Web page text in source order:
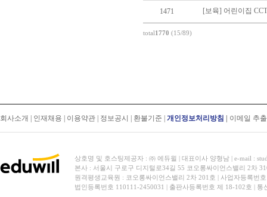
1471 [보육] 어린이집
total1770 (15/89)
회사소개 인재채용 이용약관 정보공시 환불기준 개인정보처리방침 이메일 추
상호명 및 호스팅제공자 : ㈜ 에듀윌 | 대표이사 양형남 | e-mail :
본사 : 서울시 구로구 디지털로34길 55 코오롱싸이언스밸리 2차
원격평생교육원 : 코오롱싸이언스밸리 2차 201호 | 사업자등록번
법인등록번호 110111-2450031 | 출판사등록번호 제 18-102호 |